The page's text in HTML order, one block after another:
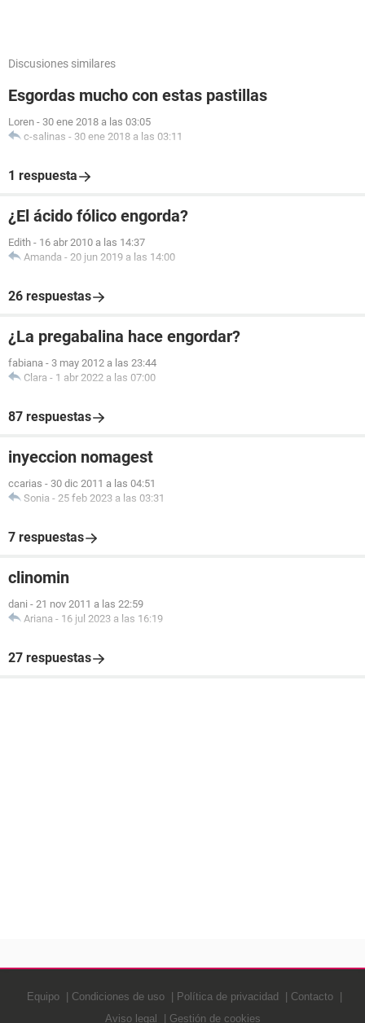
Discusiones similares
Esgordas mucho con estas pastillas
Loren - 30 ene 2018 a las 03:05
c-salinas - 30 ene 2018 a las 03:11
1 respuesta
¿El ácido fólico engorda?
Edith - 16 abr 2010 a las 14:37
Amanda - 20 jun 2019 a las 14:00
26 respuestas
¿La pregabalina hace engordar?
fabiana - 3 may 2012 a las 23:44
Clara - 1 abr 2022 a las 07:00
87 respuestas
inyeccion nomagest
ccarias - 30 dic 2011 a las 04:51
Sonia - 25 feb 2023 a las 03:31
7 respuestas
clinomin
dani - 21 nov 2011 a las 22:59
Ariana - 16 jul 2023 a las 16:19
27 respuestas
Equipo Condiciones de uso Política de privacidad
Contacto
Aviso legal
Gestión de cookies